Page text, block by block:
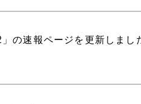
の速報ページを更新しまし